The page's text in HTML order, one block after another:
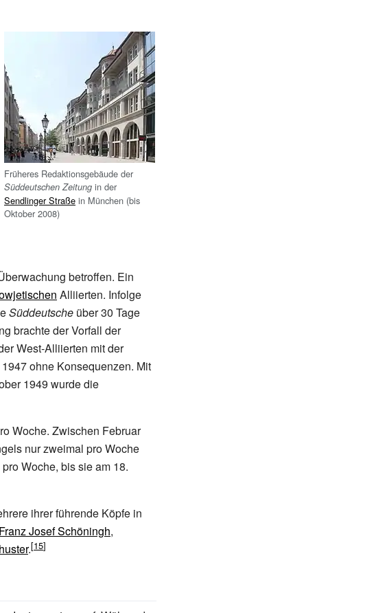
Früheres Redaktionsgebäude der
Süddeutschen Zeitung in der
Sendlinger Straße in München (bis
Oktober 2008)
betroffen. Ein
Alliierten. Infolge
Süddeutsche über 30 Tage
brachte der Vorfall der
West-Alliierten mit der
ohne Konsequenzen. Mit
1949 wurde die
Woche. Zwischen Februar
nur zweimal pro Woche
Woche, bis sie am 18.
ihrer führende Köpfe in
Franz Josef Schöningh,
.